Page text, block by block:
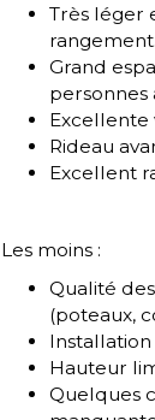
Très léger
rangement.
Grand
personnes
Excellente
Rideau
Excellent
Les moins :
Qualité
(poteaux,
Hauteur
Quelques